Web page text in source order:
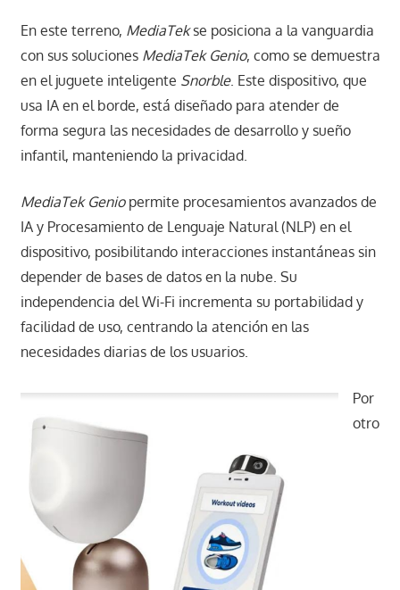
En este terreno, MediaTekse posiciona a la vanguardia
con sus soluciones MediaTek Genio, como se demuestra
en el juguete inteligente Snorble. Este dispositivo, que
usa IA en el borde, está diseñado para atender de
forma segura las necesidades de desarrollo y sueño
infantil, manteniendo la privacidad.
MediaTek Genio permite procesamientos avanzados de
IA y Procesamiento de Lenguaje Natural (NLP) en el
dispositivo, posibilitando interacciones instantáneas sin
depender de bases de datos en la nube. Su
independencia del Wi-Fi incrementa su portabilidad y
facilidad de uso, centrando la atención en las
necesidades diarias de los usuarios.
Por
otro